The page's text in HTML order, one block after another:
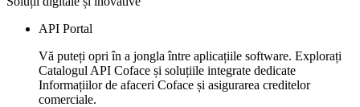
API Portal
Vă puteți opri în a jongla între aplicațiile software. Explorați
Catalogul API Coface și soluțiile integrate dedicate
Informațiilor de afaceri Coface și asigurarea creditelor
comerciale.